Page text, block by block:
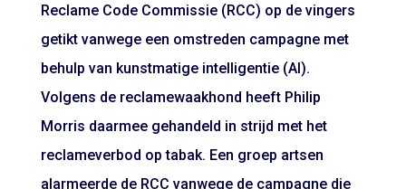
Reclame Code Commissie (RCC) op de vingers
getikt vanwege een omstreden campagne met
behulp van kunstmatige intelligentie (AI).
Volgens de reclamewaakhond heeft Philip
Morris daarmee gehandeld in strijd met het
reclameverbod op tabak. Een groep artsen
alarmeerde de RCC vanwege de campagne die